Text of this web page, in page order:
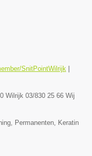
SnitPointWilrijk
Wilrijk 03/830 25 66 Wij
Permanenten, Keratin